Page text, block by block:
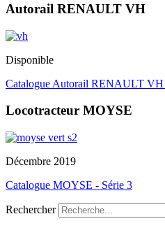
Autorail RENAULT VH
Disponible
Catalogue Autorail RENAULT VH
Locotracteur MOYSE
Décembre 2019
Catalogue MOYSE - Série 3
Rechercher